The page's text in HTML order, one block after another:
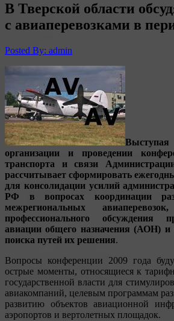
В Тверской области
с авиаперевозками в
Posted By: admin
организации и проведении
транспорта и связи
рассчитывает сформировать
для консолидации усилий
РФ в вопросах координации
межрегиональных
профессионального обсуждения
авиации общего назначения (АОН) и
поиска путей их решения.
Вопросы конференции 2009 года
острые моменты, относящиеся к
государственной власти для
авиакомпаний, целевым программам
развитию объектов авиационной
аэропортов и вертолетных площадок.